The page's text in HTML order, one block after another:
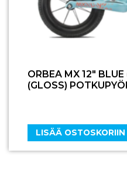
ORBEA MX 12″
(GLOSS)
LISÄÄ OSTOSKORIIN